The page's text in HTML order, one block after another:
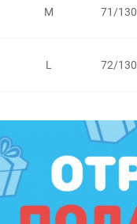
M 71/
L 72/